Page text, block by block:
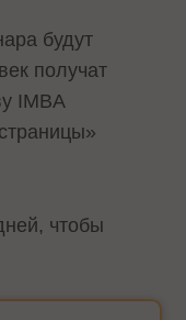
будут
получат
IMBA
чтобы